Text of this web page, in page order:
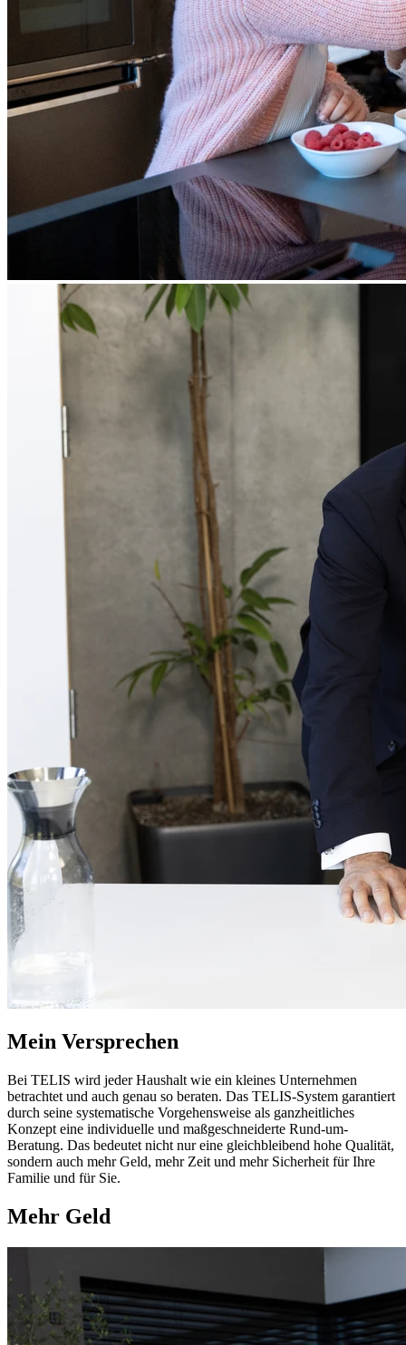
Mein Versprechen
Bei TELIS wird jeder Haushalt wie ein kleines Unternehmen
betrachtet und auch genau so beraten. Das TELIS-System garantiert
durch seine systematische Vorgehensweise als ganzheitliches
Konzept eine individuelle und maßgeschneiderte Rund-um-
Beratung. Das bedeutet nicht nur eine gleichbleibend hohe Qualität,
sondern auch mehr Geld, mehr Zeit und mehr Sicherheit für Ihre
Familie und für Sie.
Mehr Geld